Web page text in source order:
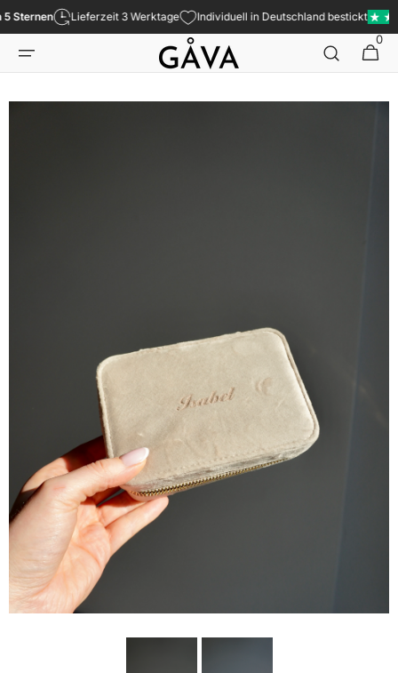
Direkt
zum
Sternen Lieferzeit 3 Werktage Individuell in Deutschland bestickt
0
Artikel